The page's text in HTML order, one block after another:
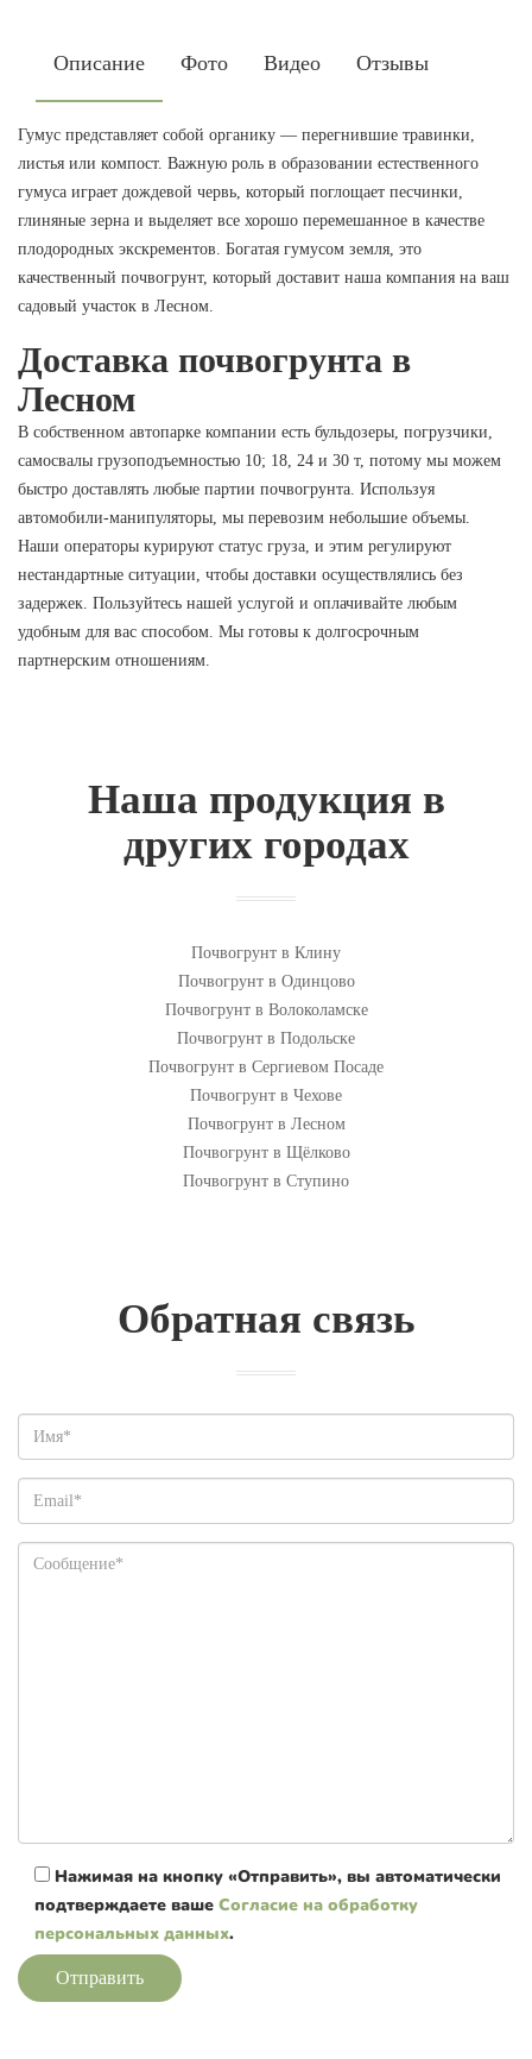
Описание Фото Видео Отзывы
Гумус представляет собой органику — перегнившие травинки,
листья или компост. Важную роль в образовании естественного
гумуса играет дождевой червь, который поглощает песчинки,
глиняные зерна и выделяет все хорошо перемешанное в качестве
плодородных экскрементов. Богатая гумусом земля, это
качественный почвогрунт, который доставит наша компания на ваш
садовый участок в Лесном.
Доставка почвогрунта в
Лесном
В собственном автопарке компании есть бульдозеры, погрузчики,
самосвалы грузоподъемностью 10; 18, 24 и 30 т, потому мы можем
быстро доставлять любые партии почвогрунта. Используя
автомобили-манипуляторы, мы перевозим небольшие объемы.
Наши операторы курируют статус груза, и этим регулируют
нестандартные ситуации, чтобы доставки осуществлялись без
задержек. Пользуйтесь нашей услугой и оплачивайте любым
удобным для вас способом. Мы готовы к долгосрочным
партнерским отношениям.
Наша продукция в
других городах
Почвогрунт в Клину
Почвогрунт в Одинцово
Почвогрунт в Волоколамске
Почвогрунт в Подольске
Почвогрунт в Сергиевом Посаде
Почвогрунт в Чехове
Почвогрунт в Лесном
Почвогрунт в Щёлково
Почвогрунт в Ступино
Обратная связь
Нажимая на кнопку «Отправить», вы автоматически
подтверждаете ваше Согласие на обработку
персональных данных.
Отправить